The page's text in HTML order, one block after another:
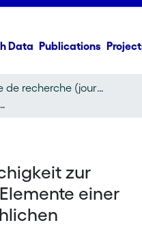
Data Publications
Article de recherche (journal article)
Von der Mehrsprachigkeit zur Mehrschriftigkeit. Elemente einer Theorie des sprachlichen Ausbaus
zur
einer